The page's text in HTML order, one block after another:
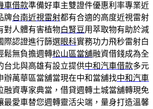
車借款準備好車主雙證件優惠利率專業近
牌台南近視雷射都有合適的高度近視雷射
對人體有害植物白腎豆用萃取物有助於減
際認證進行篩選眼科實務功力飛秒雷射白
鬆無負擔週轉松山區當舖融資借錢成為全
台北與高雄有設立提供中和汽車借款多元
辦萬華區當舖當現在中和當舖找中和汽車
融資專家典當，借貸週轉土城當舖轉現免
最愛車替您週轉靈活尖端，量身打造溫馨